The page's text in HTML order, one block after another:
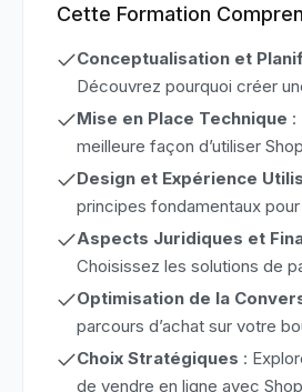
Cette Formation
Conceptualisation et
Découvrez pourquoi créer
ligne et les coûts associés au
projet e-commerce.
choisir un nom accrocheur
Mise en Place Technique :
meilleure façon d’utiliser
à vos besoins et
aborderons la création d’une
engageante, de pages
structuration de votre
Design et Expérience
principes fondamentaux
web attractif et garantir une
impression positive auprès
Vous apprendrez aussi à
votre site sur différents
Aspects Juridiques et
Choisissez les solutions de
adaptées et assurez-vous
pages légales nécessaires
commerce pour opérer en
Optimisation de la
parcours d’achat sur votre
pour maximiser les
vos ventes.
Choix Stratégiques :
de vendre en ligne avec